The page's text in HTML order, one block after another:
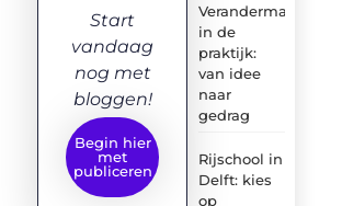
in de
praktijk:
van idee
naar
gedrag
Rijschool in
Delft: kies
op
Start
vandaag
nog met
bloggen!
Begin hier
met
publiceren